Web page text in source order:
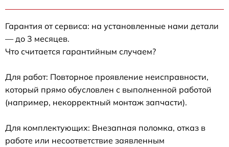
Гарантия от сервиса: на установленные нами детали
— до 3 месяцев.
Что считается гарантийным случаем?
Для работ: Повторное проявление неисправности,
который прямо обусловлен с выполненной работой
(например, некорректный монтаж запчасти).
Для комплектующих: Внезапная поломка, отказ в
работе или несоответствие заявленным